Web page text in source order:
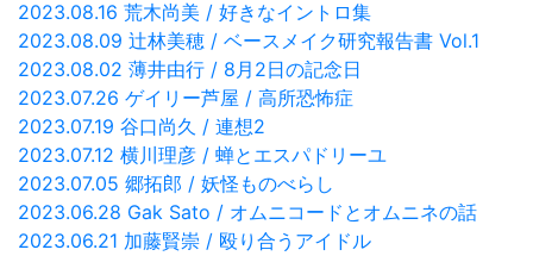
2023.08.16 荒木尚美 / 好きなイントロ集
2023.08.09 辻林美穂 / ベースメイク研究報告書 Vol.1
2023.08.02 薄井由行 / 8月2日の記念日
2023.07.26 ゲイリー芦屋 / 高所恐怖症
2023.07.19 谷口尚久 / 連想2
2023.07.12 横川理彦 / 蝉とエスパドリーユ
2023.07.05 郷拓郎 / 妖怪ものべらし
2023.06.28 Gak Sato / オムニコードとオムニネの話
2023.06.21 加藤賢崇 / 殴り合うアイドル